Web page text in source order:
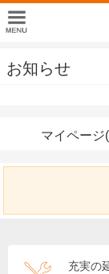
お知らせ
マイページ
充実の